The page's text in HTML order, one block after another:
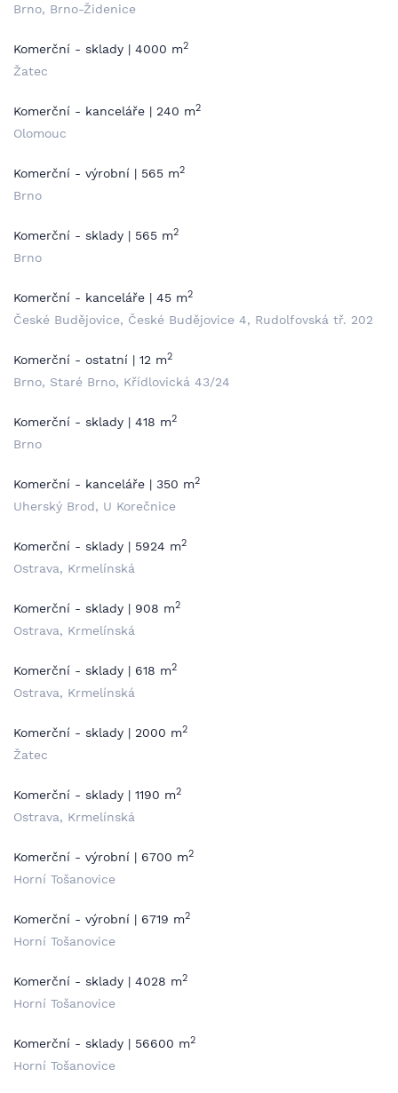
Brno, Brno-Židenice
Komerční - sklady | 4000 m2
Žatec
Komerční - kanceláře | 240 m2
Olomouc
Komerční - výrobní | 565 m2
Brno
Komerční - sklady | 565 m2
Brno
Komerční - kanceláře | 45 m2
České Budějovice, České Budějovice 4, Rudolfovská tř. 202
Komerční - ostatní | 12 m2
Brno, Staré Brno, Křídlovická 43/24
Komerční - sklady | 418 m2
Brno
Komerční - kanceláře | 350 m2
Uherský Brod, U Korečnice
Komerční - sklady | 5924 m2
Ostrava, Krmelínská
Komerční - sklady | 908 m2
Ostrava, Krmelínská
Komerční - sklady | 618 m2
Ostrava, Krmelínská
Komerční - sklady | 2000 m2
Žatec
Komerční - sklady | 1190 m2
Ostrava, Krmelínská
Komerční - výrobní | 6700 m2
Horní Tošanovice
Komerční - výrobní | 6719 m2
Horní Tošanovice
Komerční - sklady | 4028 m2
Horní Tošanovice
Komerční - sklady | 56600 m2
Horní Tošanovice